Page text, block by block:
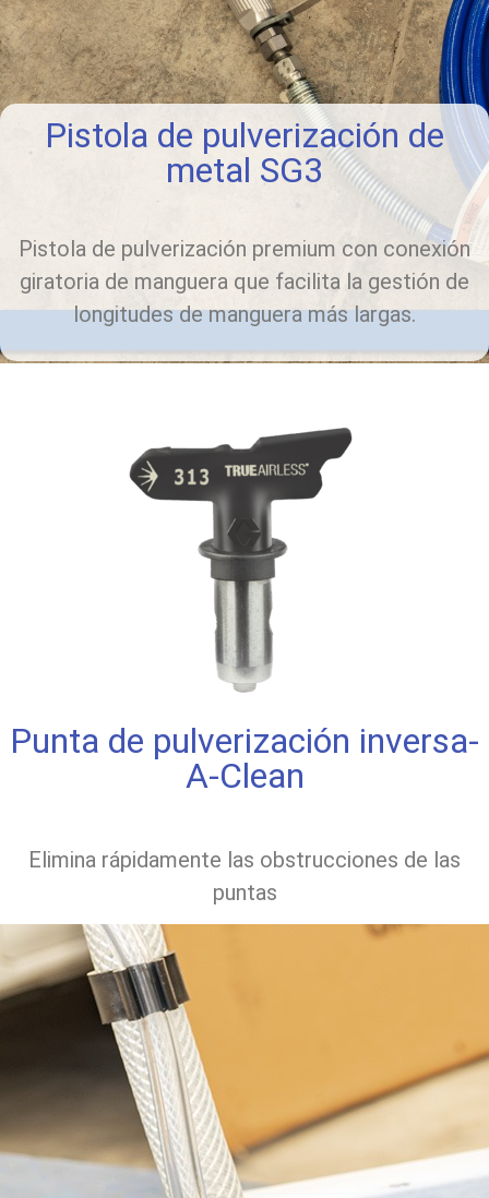
Pistola de pulverización de
metal SG3
Pistola de pulverización premium con conexión
giratoria de manguera que facilita la gestión de
longitudes de manguera más largas.
Punta de pulverización inversa-
A-Clean
Elimina rápidamente las obstrucciones de las
puntas